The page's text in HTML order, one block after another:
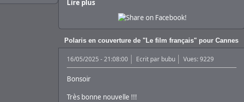
Lire plus
Polaris en couverture de "Le film français" pour Cannes
16/05/2025 - 21:08:00 Ecrit par bubu Vues: 9229
Bonsoir
Très bonne nouvelle !!!